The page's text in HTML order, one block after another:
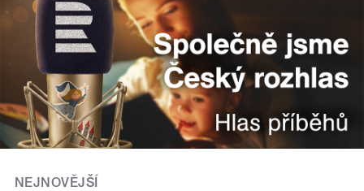
NEJNOVĚJŠÍ